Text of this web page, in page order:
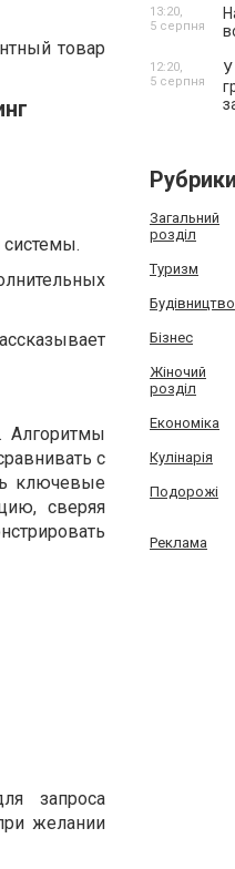
товар
системы.
Алгоритмы
с
ключевые
сверяя
запроса
желании
13:20,
5 серпня
У
12:20,
5 серпня
Загальний
розділ
Туризм
Будівництво
Бізнес
Жіночий
розділ
Економіка
Кулінарія
Подорожі
Реклама